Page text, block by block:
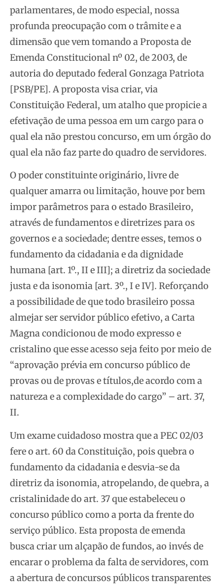
parlamentares, de modo especial, nossa
profunda preocupação com o trâmite e a
dimensão que vem tomando a Proposta de
Emenda Constitucional nº 02, de 2003, de
autoria do deputado federal Gonzaga Patriota
[PSB/PE]. A proposta visa criar, via
Constituição Federal, um atalho que propicie a
efetivação de uma pessoa em um cargo para o
qual ela não prestou concurso, em um órgão do
qual ela não faz parte do quadro de servidores.
O poder constituinte originário, livre de
qualquer amarra ou limitação, houve por bem
impor parâmetros para o estado Brasileiro,
através de fundamentos e diretrizes para os
governos e a sociedade; dentre esses, temos o
fundamento da cidadania e da dignidade
humana [art. 1º., II e III]; a diretriz da sociedade
justa e da isonomia [art. 3º., I e IV]. Reforçando
a possibilidade de que todo brasileiro possa
almejar ser servidor público efetivo, a Carta
Magna condicionou de modo expresso e
cristalino que esse acesso seja feito por meio de
“aprovação prévia em concurso público de
provas ou de provas e títulos,de acordo com a
natureza e a complexidade do cargo” – art. 37,
II.
Um exame cuidadoso mostra que a PEC 02/03
fere o art. 60 da Constituição, pois quebra o
fundamento da cidadania e desvia-se da
diretriz da isonomia, atropelando, de quebra, a
cristalinidade do art. 37 que estabeleceu o
concurso público como a porta da frente do
serviço público. Esta proposta de emenda
busca criar um alçapão de fundos, ao invés de
encarar o problema da falta de servidores, com
a abertura de concursos públicos transparentes